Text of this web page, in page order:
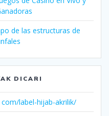
de las estructuras de
DICARI
label-hijab-akrilik/